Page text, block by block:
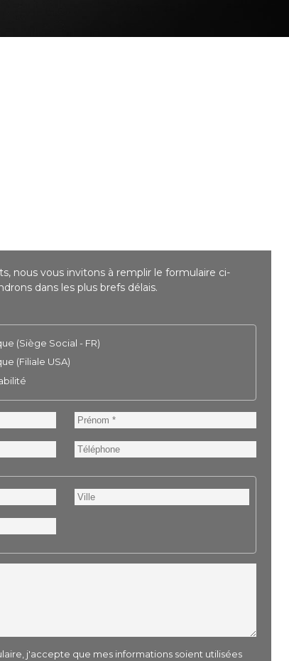
nous vous invitons à remplir le formulaire ci-
dans les plus brefs délais.
(Siège Social - FR)
(Filiale USA)
Prénom
Téléphone
Ville
j'accepte que mes informations soient utilisées